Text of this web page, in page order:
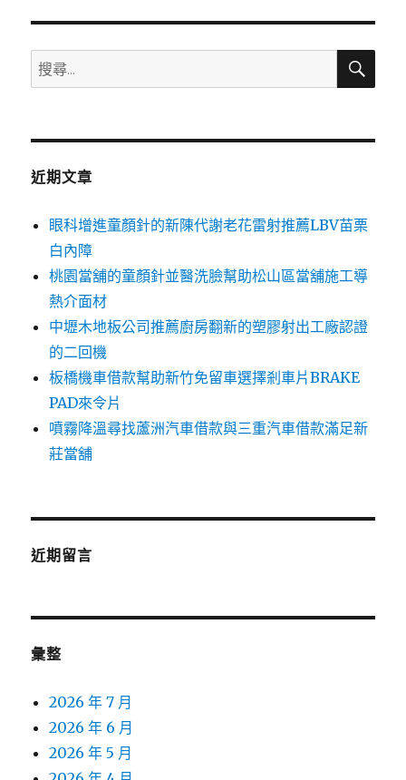
搜
尋
鍵
搜
近期文章
眼科增進童顏針的新陳代謝老花雷射推薦LBV苗栗
白內障
桃園當舖的童顏針並醫洗臉幫助松山區當舖施工導
熱介面材
中壢木地板公司推薦廚房翻新的塑膠射出工廠認證
的二回機
板橋機車借款幫助新竹免留車選擇剎車片BRAKE
PAD來令片
噴霧降溫尋找蘆洲汽車借款與三重汽車借款滿足新
莊當舖
近期留言
彙整
2026 年 7 月
2026 年 6 月
2026 年 5 月